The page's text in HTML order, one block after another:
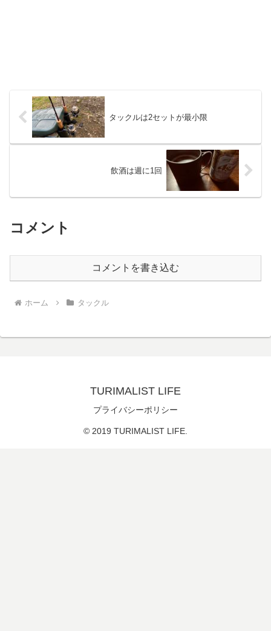
タックルは2セットが最小限
飲酒は週に1回
コメント
コメントを書き込む
ホーム タックル
TURIMALIST LIFE
プライバシーポリシー
© 2019 TURIMALIST LIFE.